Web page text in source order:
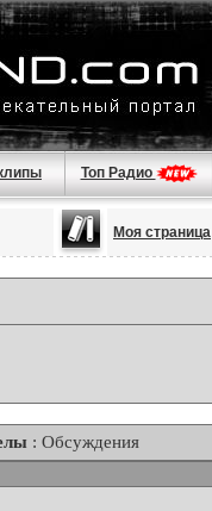
Топ Радио
Моя страница
: Обсуждения